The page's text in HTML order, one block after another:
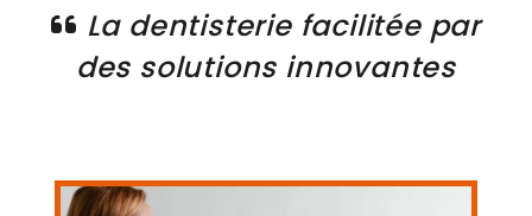
La dentisterie facilitée par
des solutions innovantes